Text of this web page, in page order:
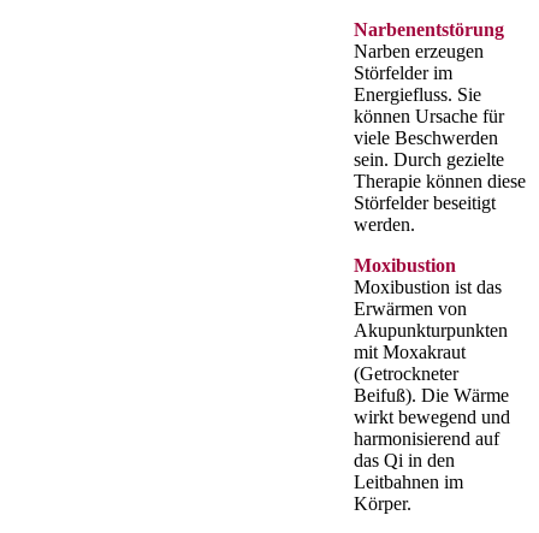
Narbenentstörung
Narben erzeugen
Störfelder im
Energiefluss. Sie
können Ursache für
viele Beschwerden
sein. Durch gezielte
Therapie können diese
Störfelder beseitigt
werden.
Moxibustion
Moxibustion ist das
Erwärmen von
Akupunkturpunkten
mit Moxakraut
(Getrockneter
Beifuß). Die Wärme
wirkt bewegend und
harmonisierend auf
das Qi in den
Leitbahnen im
Körper.